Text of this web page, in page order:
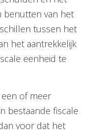
benutten van het
tussen het
het aantrekkelijk
eenheid te
of meer
bestaande fiscale
voor dat het